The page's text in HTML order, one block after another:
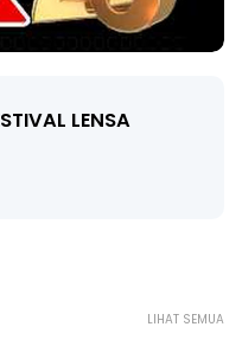
TAHUN 6 OLEH
#...
LIHAT SEMUA